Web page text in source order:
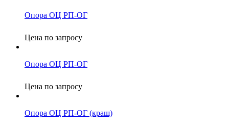
Опора ОЦ РП-ОГ
Цена по запросу
Опора ОЦ РП-ОГ
Цена по запросу
Опора ОЦ РП-ОГ (краш)